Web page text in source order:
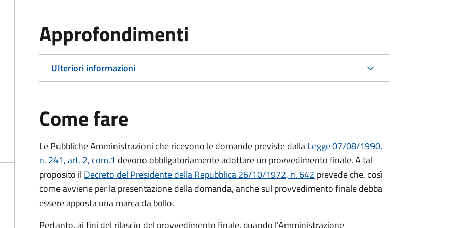
Approfondimenti
Ulteriori informazioni
Come fare
Le Pubbliche Amministrazioni che ricevono le domande previste dallaLegge 07/08/1990,
n. 241, art. 2, com.1 devono obbligatoriamente adottare un provvedimento finale. A tal
proposito il Decreto del Presidente della Repubblica 26/10/1972, n. 642 prevede che, così
come avviene per la presentazione della domanda, anche sul provvedimento finale debba
essere apposta una marca da bollo.
Pertanto, ai fini del rilascio del provvedimento finale, quando l'Amministrazione